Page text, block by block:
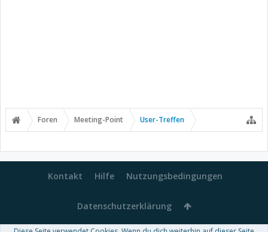
Foren Meeting-Point User-Treffen
Kontakt Hilfe Nutzungsbedingungen
Datenschutzerklärung